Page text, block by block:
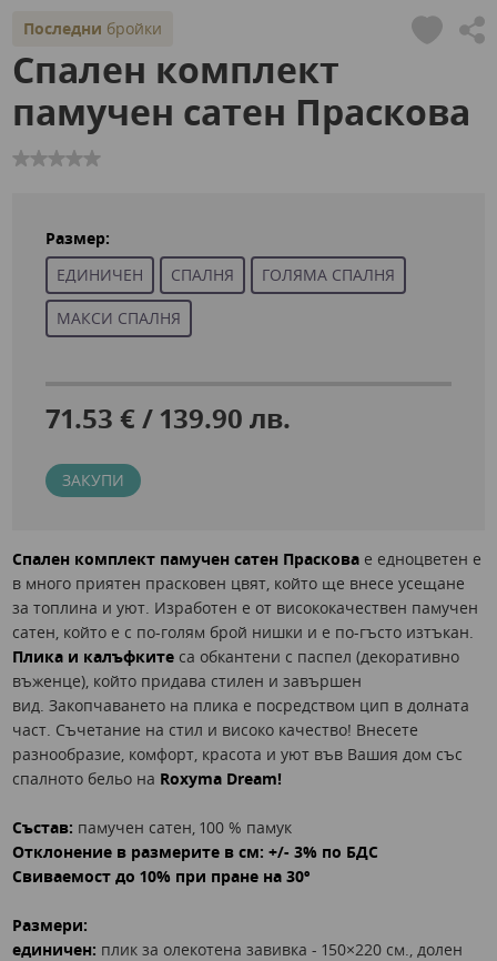
Последни бройки
Спален комплект
памучен сатен Праскова
Размер:
ЕДИНИЧЕН
СПАЛНЯ ГОЛЯМА СПАЛНЯ
МАКСИ СПАЛНЯ
71.53 € / 139.90 лв.
ЗАКУПИ
Спален комплект памучен сатен Праскова е едноцветен е
в много приятен прасковен цвят, който ще внесе усещане
за топлина и уют. Изработен е от висококачествен памучен
сатен, който е с по-голям брой нишки и е по-гъсто изтъкан.
Плика и калъфките са обкантени с паспел (декоративно
въженце), който придава стилен и завършен
вид. Закопчаването на плика е посредством цип в долната
част. Съчетание на стил и високо качество! Внесете
разнообразие, комфорт, красота и уют във Вашия дом със
спалното бельо на Roxyma Dream!
Състав: памучен сатен, 100 % памук
Отклонение в размерите в см: +/- 3% по БДС
Свиваемост до 10% при пране на 30º
Размери:
единичен: плик за олекотена завивка - 150×220 см., долен